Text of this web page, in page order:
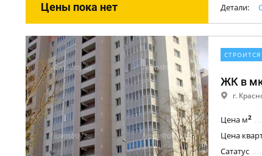
Цены пока нет Детали:
СТРОИТСЯ
ЖК в
г.
Цена м2
Цена
Сататус